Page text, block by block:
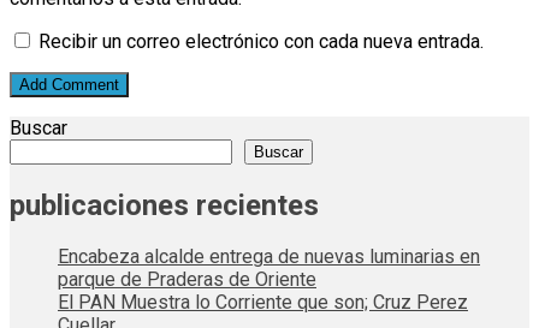
Recibir un correo electrónico con cada nueva entrada.
Buscar
Buscar
publicaciones recientes
Encabeza alcalde entrega de nuevas luminarias en
parque de Praderas de Oriente
El PAN Muestra lo Corriente que son; Cruz Perez